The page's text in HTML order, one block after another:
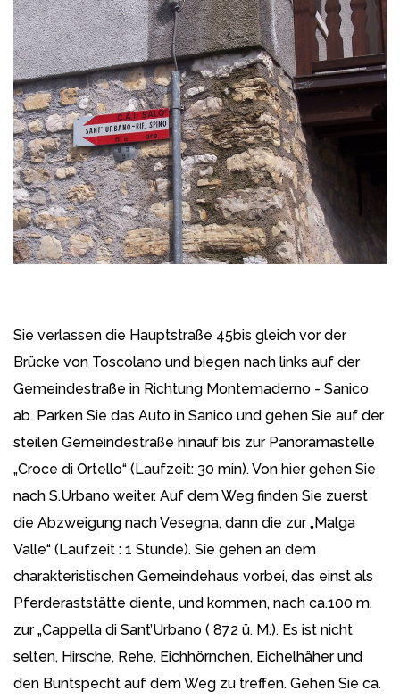
Sie verlassen die Hauptstraße 45bis gleich vor der
Brücke von Toscolano und biegen nach links auf der
Gemeindestraße in Richtung Montemaderno - Sanico
ab. Parken Sie das Auto in Sanico und gehen Sie auf der
steilen Gemeindestraße hinauf bis zur Panoramastelle
„Croce di Ortello“ (Laufzeit: 30 min). Von hier gehen Sie
nach S.Urbano weiter. Auf dem Weg finden Sie zuerst
die Abzweigung nach Vesegna, dann die zur „Malga
Valle“ (Laufzeit : 1 Stunde). Sie gehen an dem
charakteristischen Gemeindehaus vorbei, das einst als
Pferderaststätte diente, und kommen, nach ca.100 m,
zur „Cappella di Sant’Urbano ( 872 ü. M.). Es ist nicht
selten, Hirsche, Rehe, Eichhörnchen, Eichelhäher und
den Buntspecht auf dem Weg zu treffen. Gehen Sie ca.